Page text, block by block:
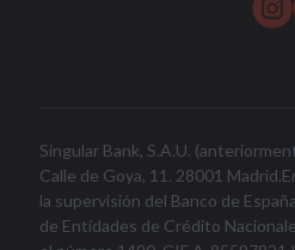
Singular Bank, S.A.U.
Calle de Goya, 11. 28001
la supervisión del Banco de
de Entidades de Crédito